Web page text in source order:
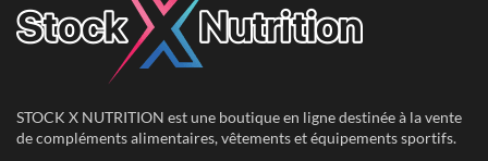
STOCK X NUTRITION est une boutique en ligne destinée à la vente
de compléments alimentaires, vêtements et équipements sportifs.